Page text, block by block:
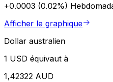
+0.0003 (0.02%)
Afficher le graphique
Dollar australien
1 USD équivaut à
1,42322 AUD